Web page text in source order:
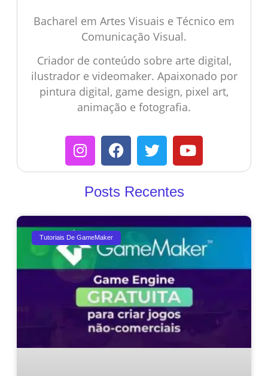
Bacharel em Artes Visuais e Técnico em
Comunicação Visual.
Criador de conteúdo sobre arte digital,
ilustrador e videomaker. Apaixonado por
pintura digital, game design, pixel art,
animação e fotografia.
Posts Recentes
Tutoriais De GameMaker